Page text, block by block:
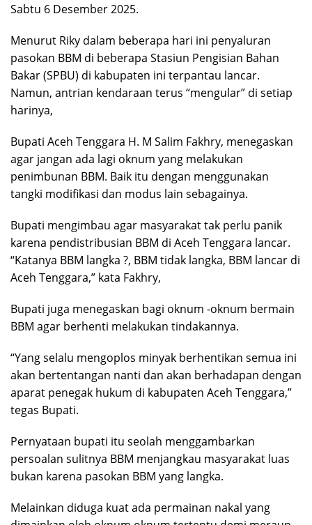
Sabtu 6 Desember 2025.
Menurut Riky dalam beberapa hari ini penyaluran
pasokan BBM di beberapa Stasiun Pengisian Bahan
Bakar (SPBU) di kabupaten ini terpantau lancar.
Namun, antrian kendaraan terus “mengular” di setiap
harinya,
Bupati Aceh Tenggara H. M Salim Fakhry, menegaskan
agar jangan ada lagi oknum yang melakukan
penimbunan BBM. Baik itu dengan menggunakan
tangki modifikasi dan modus lain sebagainya.
Bupati mengimbau agar masyarakat tak perlu panik
karena pendistribusian BBM di Aceh Tenggara lancar.
“Katanya BBM langka ?, BBM tidak langka, BBM lancar di
Aceh Tenggara,” kata Fakhry,
Bupati juga menegaskan bagi oknum -oknum bermain
BBM agar berhenti melakukan tindakannya.
“Yang selalu mengoplos minyak berhentikan semua ini
akan bertentangan nanti dan akan berhadapan dengan
aparat penegak hukum di kabupaten Aceh Tenggara,”
tegas Bupati.
Pernyataan bupati itu seolah menggambarkan
persoalan sulitnya BBM menjangkau masyarakat luas
bukan karena pasokan BBM yang langka.
Melainkan diduga kuat ada permainan nakal yang